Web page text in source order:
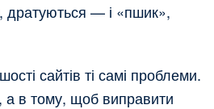
дратуються — і «пшик»,
сайтів ті самі проблеми.
а в тому, щоб виправити